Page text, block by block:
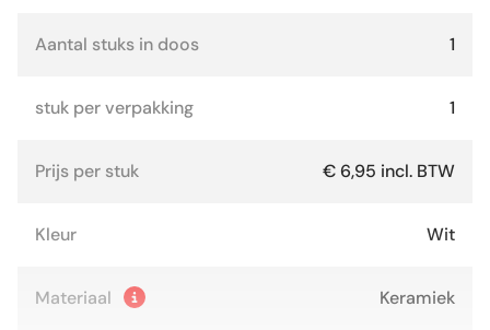
Aantal stuks in doos 1
stuk per verpakking 1
Prijs per stuk € 6,95 incl. BTW
Kleur Wit
Materiaal Keramiek